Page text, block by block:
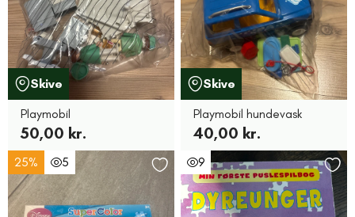
Skive
Playmobil
50,00 kr.
Skive
Playmobil hundevask
40,00 kr.
25% 5 9